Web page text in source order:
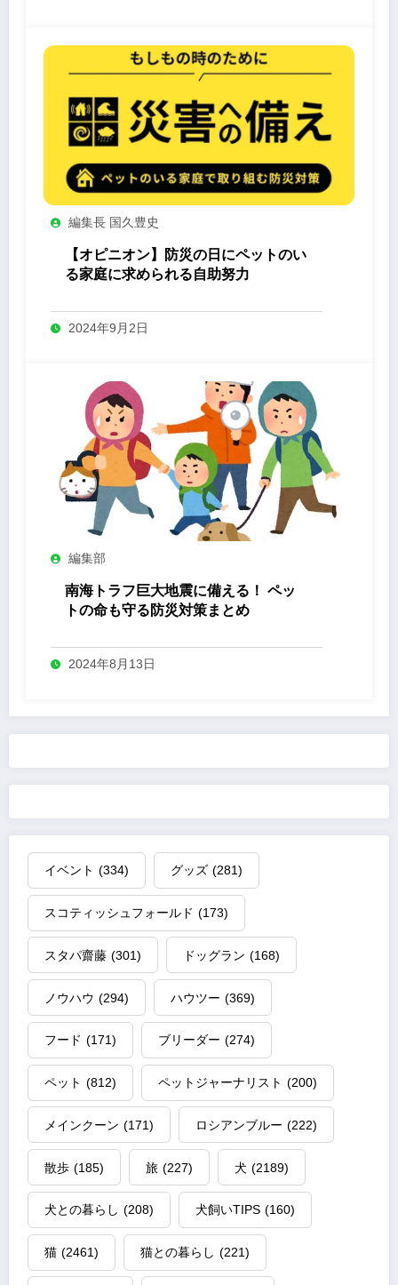
編集長 国久豊史
【オピニオン】防災の日にペットのい
る家庭に求められる自助努力
2024年9月2日
編集部
南海トラフ巨大地震に備える！ ペッ
トの命も守る防災対策まとめ
2024年8月13日
イベント (334) グッズ (281)
スコティッシュフォールド (173)
スタパ齋藤 (301) ドッグラン (168)
ノウハウ (294) ハウツー (369)
フード (171) ブリーダー (274)
ペット (812) ペットジャーナリスト (200)
メインクーン (171) ロシアンブルー (222)
散歩 (185) 旅 (227) 犬 (2189)
犬との暮らし (208) 犬飼いTIPS (160)
猫 (2461) 猫との暮らし (221)